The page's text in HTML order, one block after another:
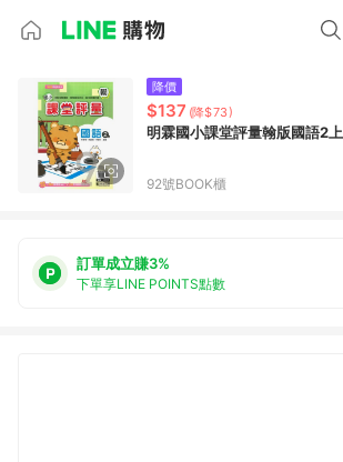
降價
$137 (降$73)
明霖國小課堂評量翰版國語2上
92號BOOK櫃
訂單成立賺3%
下單享LINE POINTS點數